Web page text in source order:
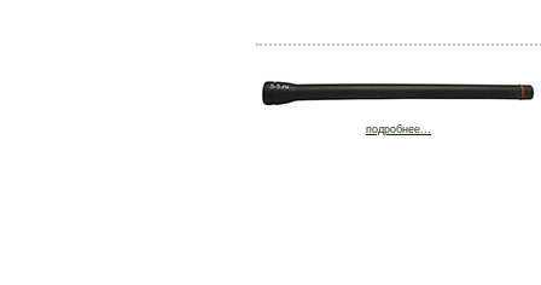
подробнее...